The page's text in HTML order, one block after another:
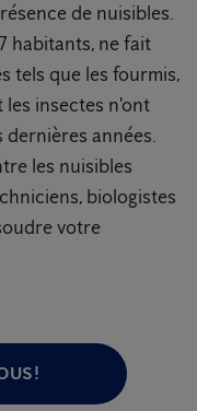
de nuisibles.
habitants, ne fait
tels que les fourmis,
les insectes n'ont
années.
les nuisibles
biologistes
votre